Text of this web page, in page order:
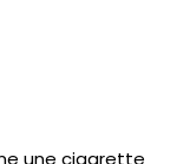
une cigarette